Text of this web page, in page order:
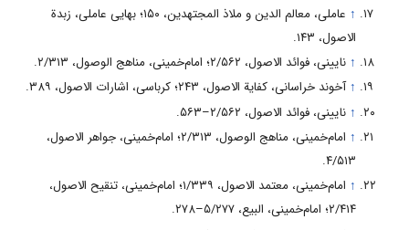
↑
عاملی، معالم الدین و ملاذ المجتهدین، ۱۵۰؛ بهایی عاملی، زبدة
الاصول، ۱۴۳.
↑ نایینی، فوائد الاصول، ۲/۵۶۲؛ امام‌خمینی، مناهج الوصول، ۲/۳۱۳.
↑ آخوند خراسانی، کفایة الاصول، ۲۴۳؛ کرباسی، اشارات الاصول، ۳۸۹.
↑ نایینی، فوائد الاصول، ۲/۵۶۲–۵۶۳.
↑
امام‌خمینی، مناهج الوصول، ۲/۳۱۳؛ امام‌خمینی، جواهر الاصول،
۴/۵۱۳.
↑
امام‌خمینی، معتمد الاصول، ۱/۳۳۹؛ امام‌خمینی، تنقیح الاصول،
۲/۴۱۴؛ امام‌خمینی، البیع، ۵/۲۷۷–۲۷۸.